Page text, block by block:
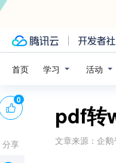
首页 学习 活动
pdf转
文章来源： 企鹅
0
分享